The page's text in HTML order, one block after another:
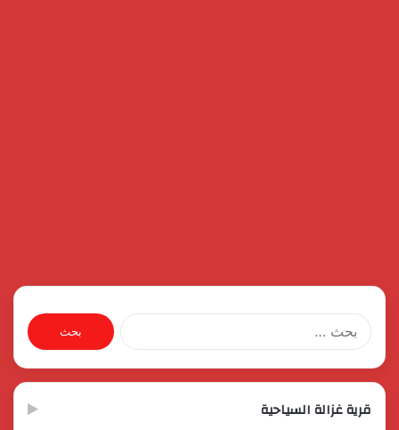
البحث
عن:
قرية غزالة السياحية